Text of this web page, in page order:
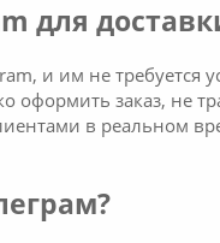
для
и им не требуется
оформить заказ, не
в реальном